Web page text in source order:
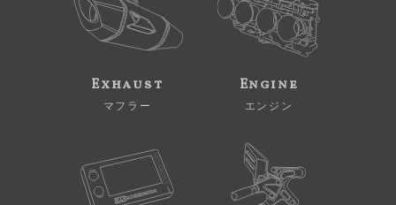
Exhaust
マフラー
Engine
エンジン